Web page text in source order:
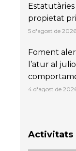
Estatutàries
propietat
5 d'agost de 2026
Foment
l’atur al
4 d'agost de
Activitats